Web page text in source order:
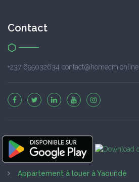
Contact
+237 695032634 contact@homecm.online
Appartement à louer à Yaoundé